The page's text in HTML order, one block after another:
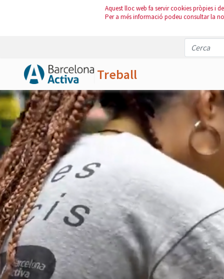
Aquest lloc web fa servir cookies pròpies i
Per a més informació podeu consultar la
Treball
Salta al contingut principal